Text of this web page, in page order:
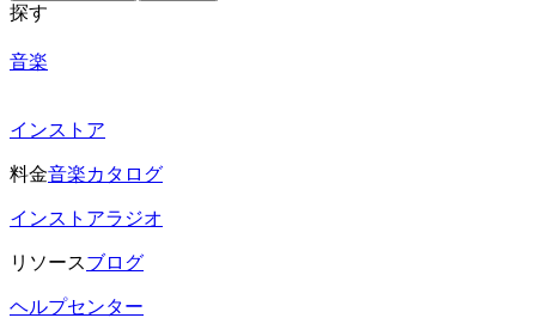
探す
音楽
インストア
料金音楽カタログ
インストアラジオ
リソースブログ
ヘルプセンター